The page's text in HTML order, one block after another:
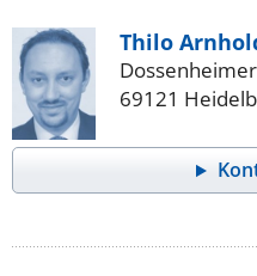
Thilo
69121